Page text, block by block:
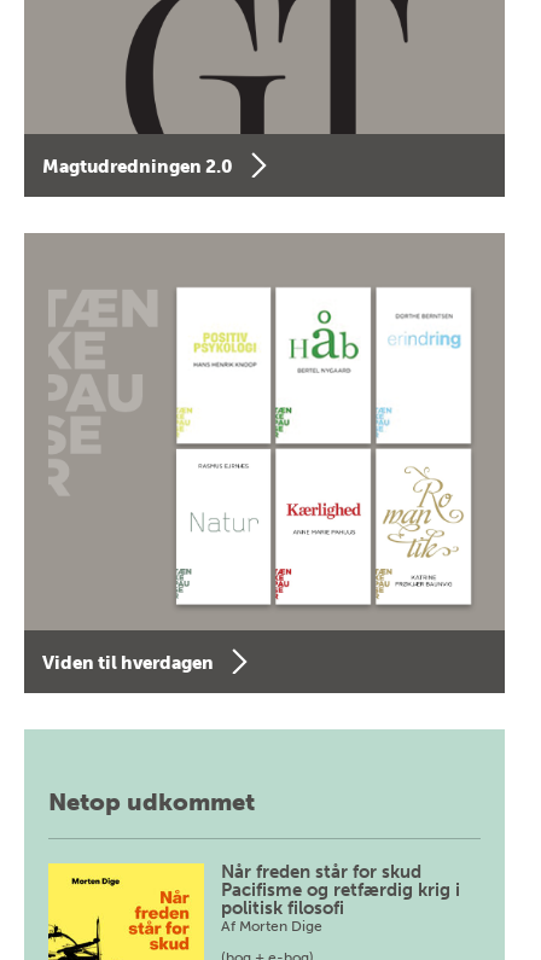
Magtudredningen 2.0
Viden til hverdagen
Netop udkommet
Når freden står for skud
Pacifisme og retfærdig krig i
politisk filosofi
Af Morten Dige